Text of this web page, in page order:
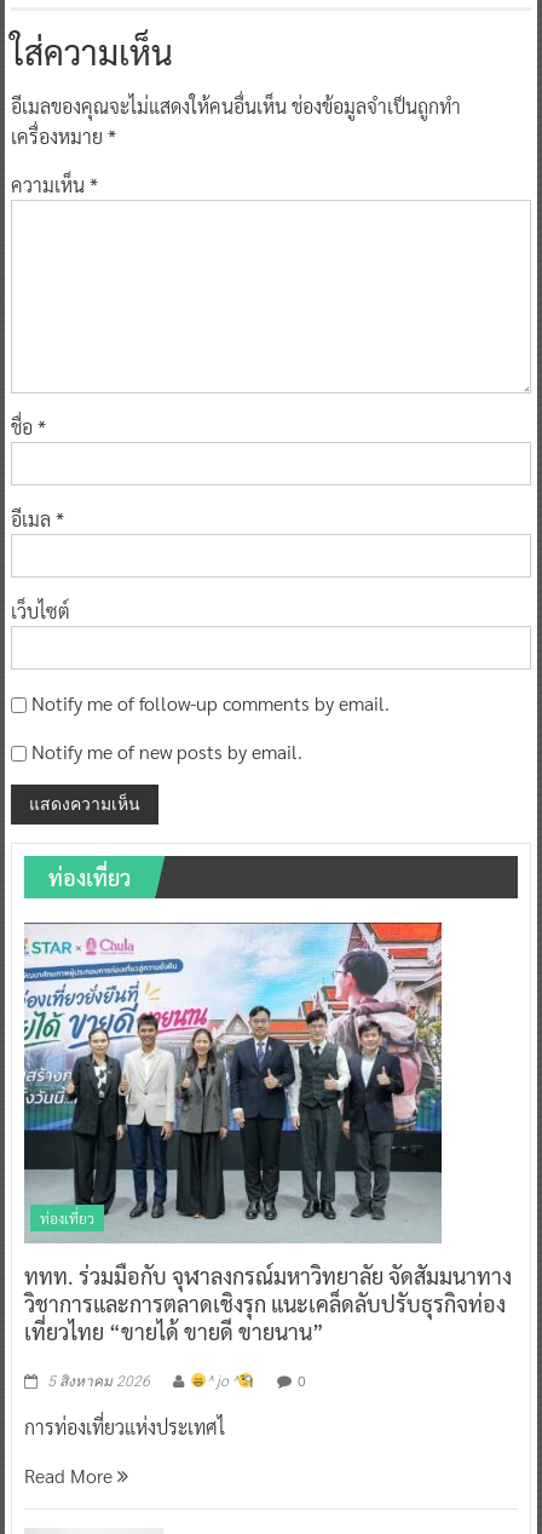
ใส่ความเห็น
อีเมลของคุณจะไม่แสดงให้คนอื่นเห็นช่องข้อมูลจำเป็นถูกทำ
เครื่องหมาย *
ความเห็น*
ชื่อ *
อีเมล *
เว็บไซต์
Notify me of follow-up comments by email.
Notify me of new posts by email.
ท่องเที่ยว
ท่องเที่ยว
ททท. ร่วมมือกับ จุฬาลงกรณ์มหาวิทยาลัย จัดสัมมนาทาง
วิชาการและการตลาดเชิงรุก แนะเคล็ดลับปรับธุรกิจท่อง
เที่ยวไทย “ขายได้ ขายดี ขายนาน”
5 สิงหาคม 2026 ^ jo ^ 0
การท่องเที่ยวแห่งประเทศไ
Read More